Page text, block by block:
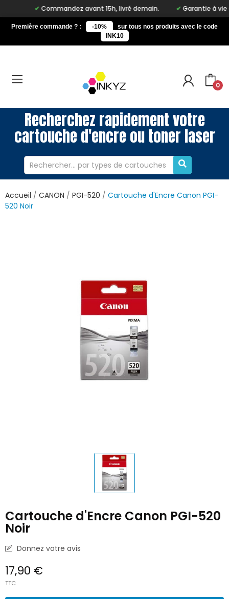
Commandez avant 15h, livré demain. Garantie à vie sur
Première commande ? : -10%
sur tous nos produits avec le code
INK10
0
Recherchez rapidement votre
cartouche d'encre ou toner laser
Accueil CANON PGI-520
Cartouche d'Encre Canon PGI-
520 Noir
Cartouche d'Encre Canon PGI-520
Noir
Donnez votre avis
17,90 €
TTC